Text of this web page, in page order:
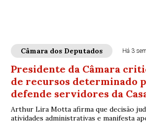
Câmara dos Deputados Há 3
Presidente da Câmara
de recursos determinado
defende servidores da
Arthur Lira Motta afirma que decisão
atividades administrativas e manifesta